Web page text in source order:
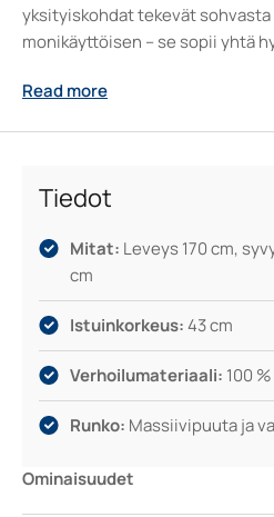
yksityiskohdat tekevät
monikäyttöisen – se sopii yhtä
kangasverhoilu ja tyylikäs väri
Read more
Tiedot
Mitat: Leveys 170 cm,
cm
Istuinkorkeus:43 cm
Verhoilumateriaali: 100
Runko: Massiivipuuta ja
Ominaisuudet